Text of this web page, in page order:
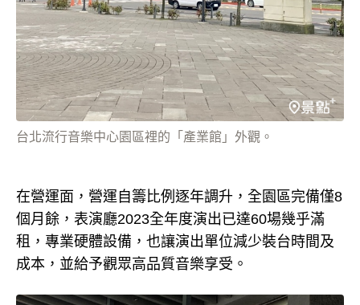
台北流行音樂中心園區裡的「產業館」外觀。
在營運面，營運自籌比例逐年調升，全園區完備僅8
個月餘，表演廳2023全年度演出已達60場幾乎滿
租，專業硬體設備，也讓演出單位減少裝台時間及
成本，並給予觀眾高品質音樂享受。